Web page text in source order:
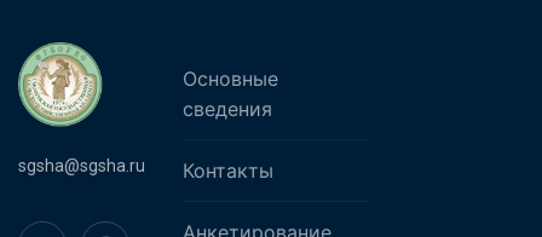
sgsha@sgsha.ru
Основные
сведения
Контакты